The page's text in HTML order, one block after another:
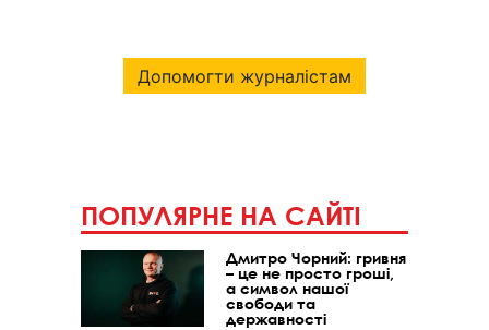
Допомогти журналістам
ПОПУЛЯРНЕ НА САЙТІ
Дмитро Чорний: гривня
– це не просто гроші,
а символ нашої
свободи та
державності